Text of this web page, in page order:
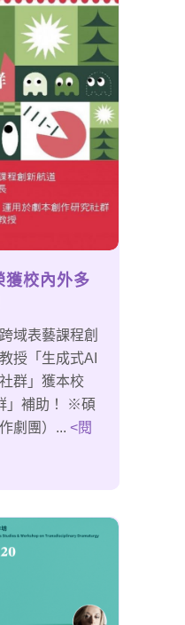
獲校內外多
域表藝課程創
授「生成式AI
群」獲本校
」補助！ ※碩
劇團）... <閱